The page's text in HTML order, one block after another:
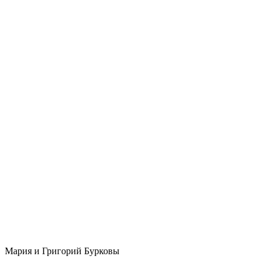
Мария и Григорий Бурковы